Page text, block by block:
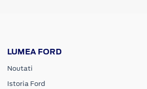
LUMEA FORD
Noutati
Istoria Ford